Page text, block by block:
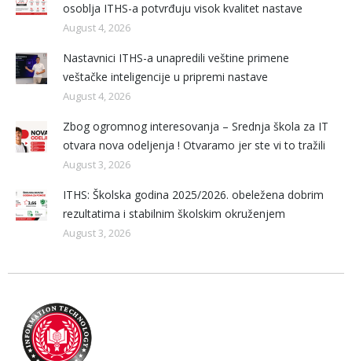
osoblja ITHS-a potvrđuju visok kvalitet nastave
August 4, 2026
Nastavnici ITHS-a unapredili veštine primene
veštačke inteligencije u pripremi nastave
August 4, 2026
Zbog ogromnog interesovanja – Srednja škola za IT
otvara nova odeljenja ! Otvaramo jer ste vi to tražili
August 3, 2026
ITHS: Školska godina 2025/2026. obeležena dobrim
rezultatima i stabilnim školskim okruženjem
August 3, 2026